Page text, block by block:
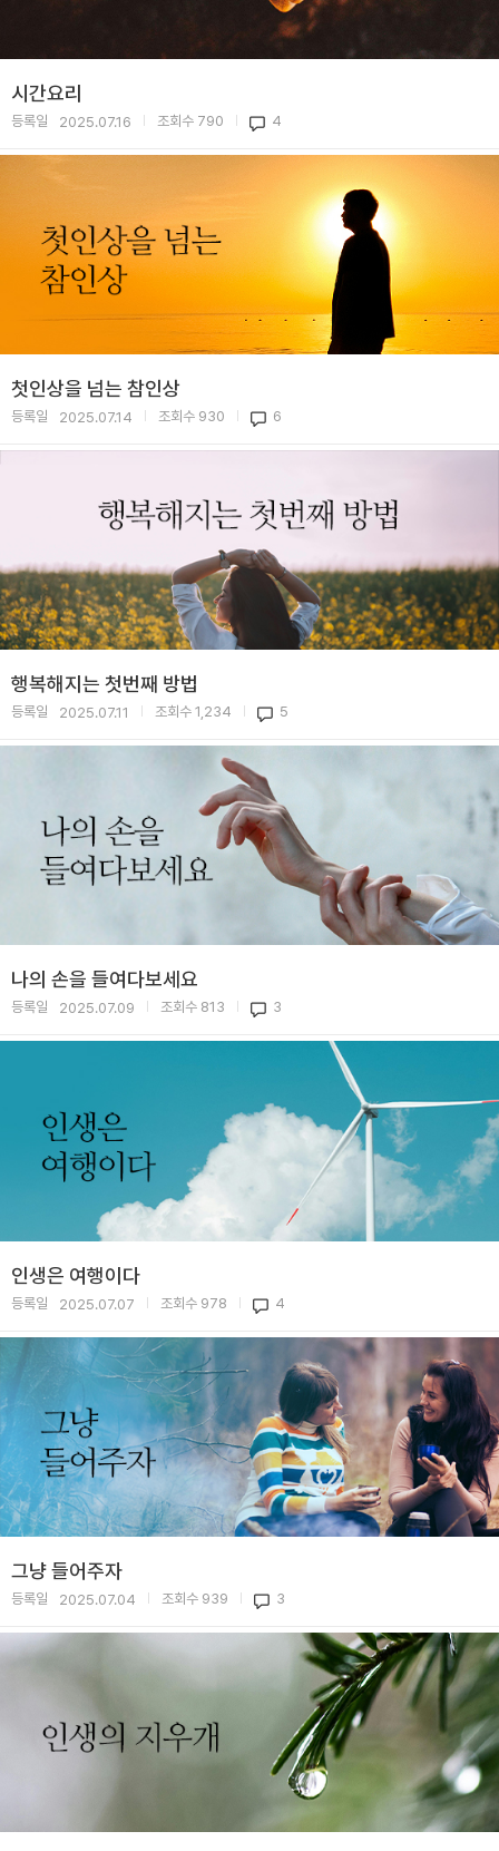
시간요리
등록일 2025.07.16 조회수 790 4
첫인상을 넘는 참인상
등록일 2025.07.14 조회수 930 6
행복해지는 첫번째 방법
등록일 2025.07.11 조회수 1,234 5
나의 손을 들여다보세요
등록일 2025.07.09 조회수 813 3
인생은 여행이다
등록일 2025.07.07 조회수 978 4
그냥 들어주자
등록일 2025.07.04 조회수 939 3